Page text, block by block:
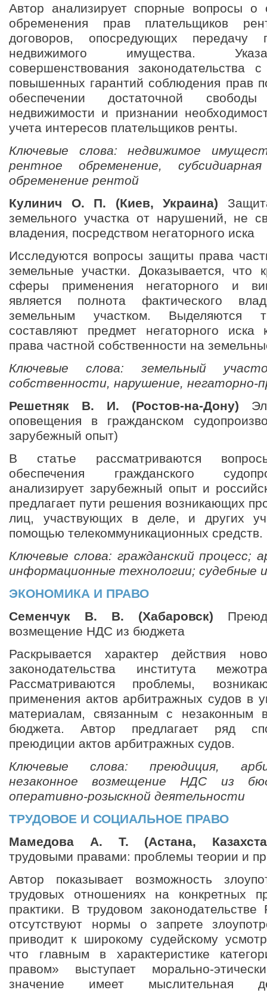
Автор анализирует спорные вопросы о
обременения прав плательщиков
договоров, опосредующих
недвижимого имущества.
совершенствования законодательства
повышенных гарантий соблюдения прав
обеспечении достаточной
недвижимости и признании
учета интересов плательщиков ренты.
Ключевые слова: недвижимое
рентное обременение,
обременение рентой
Кулинич О. П. (Киев, Украина)
земельного участка от нарушений, не
владения, посредством негаторного иска
Исследуются вопросы защиты права
земельные участки. Доказывается, что
сферы применения негаторного и
является полнота фактического
земельным участком. Выделяются
составляют предмет негаторного иска
права частной собственности на
Ключевые слова: земельный
собственности, нарушение, негаторно-
Решетняк В. И. (Ростов-на-Дону)
оповещения в гражданском
зарубежный опыт)
В статье рассматриваются
обеспечения гражданского
анализирует зарубежный опыт и
предлагает пути решения возникающих
лиц, участвующих в деле, и других
помощью телекоммуникационных средств.
Ключевые слова: гражданский процесс;
информационные технологии; судебные
ЭКОНОМИКА И ПРАВО
Семенчук В. В. (Хабаровск)
возмещение НДС из бюджета
Раскрывается характер действия
законодательства института
Рассматриваются проблемы,
применения актов арбитражных судов в
материалам, связанным с
бюджета. Автор предлагает ряд
преюдиции актов арбитражных судов.
Ключевые слова: преюдиция,
незаконное возмещение НДС из
оперативно-розыскной деятельности
ТРУДОВОЕ И СОЦИАЛЬНОЕ ПРАВО
Мамедова A. Т. (Астана,
трудовыми правами: проблемы теории и
Автор показывает возможность
трудовых отношениях на конкретных
практики. В трудовом законодательстве
отсутствуют нормы о запрете
приводит к широкому судейскому
что главным в характеристике
правом» выступает морально-
значение имеет мыслительная